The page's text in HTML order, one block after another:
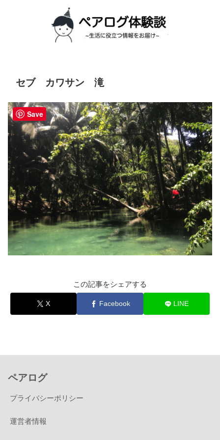
セブ カワサン 滝
この記事をシェアする
X Facebook LINE
ペアログ
プライバシーポリシー
運営者情報
Save